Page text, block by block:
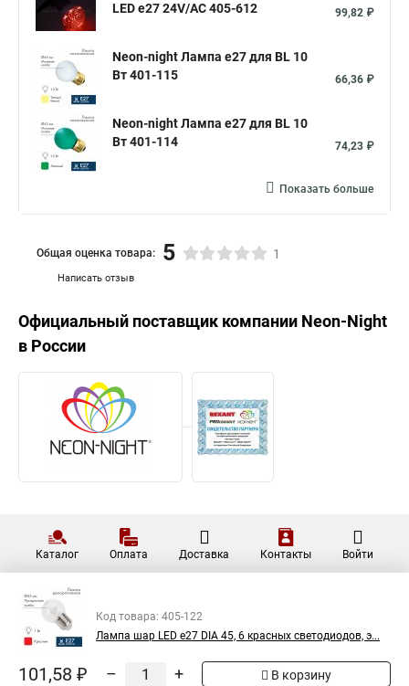
LED е27 24V/AC 405-612
99,82 ₽
Neon-night Лампа е27 для BL 10
Вт 401-115
66,36 ₽
Neon-night Лампа е27 для BL 10
Вт 401-114
74,23 ₽
Показать больше
Написать отзыв
Общая оценка товара: 5 1
Официальный поставщик компании Neon-Night
в России
Каталог Оплата Доставка Контакты Войти
Код товара: 405-122
Лампа шар LED е27 DIA 45, 6 красных светодиодов, э...
101,58 ₽ – + В корзину